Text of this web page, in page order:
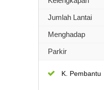
Jumlah Lantai
Menghadap
Parkir
K. Pembantu